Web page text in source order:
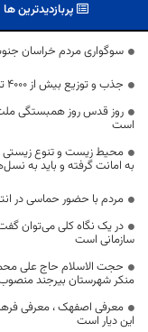
پربازدیدترین ها
سوگواری مردم خراسان
جذب و توزیع بیش از 4000 تن آرد در شهرستان فردوس
روز قدس روز همبستگی
است
محیط زیست و تنوع زیستی
به امانت گرفته و باید به
مردم با حضور حماسی در
در یک نگاه کلی می‌توان
سازمانی است
حجت الاسلام حاج علی
منکر شهرستان بیرجند
معرفی اصفهک ، معرفی
این دیار است